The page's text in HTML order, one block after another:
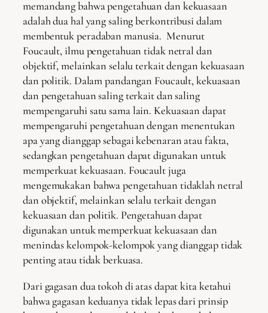
memandang bahwa pengetahuan dan kekuasaan
adalah dua hal yang saling berkontribusi dalam
membentuk peradaban manusia. Menurut
Foucault, ilmu pengetahuan tidak netral dan
objektif, melainkan selalu terkait dengan kekuasaan
dan politik. Dalam pandangan Foucault, kekuasaan
dan pengetahuan saling terkait dan saling
mempengaruhi satu sama lain. Kekuasaan dapat
mempengaruhi pengetahuan dengan menentukan
apa yang dianggap sebagai kebenaran atau fakta,
sedangkan pengetahuan dapat digunakan untuk
memperkuat kekuasaan. Foucault juga
mengemukakan bahwa pengetahuan tidaklah netral
dan objektif, melainkan selalu terkait dengan
kekuasaan dan politik. Pengetahuan dapat
digunakan untuk memperkuat kekuasaan dan
menindas kelompok-kelompok yang dianggap tidak
penting atau tidak berkuasa.
Dari gagasan dua tokoh di atas dapat kita ketahui
bahwa gagasan keduanya tidak lepas dari prinsip